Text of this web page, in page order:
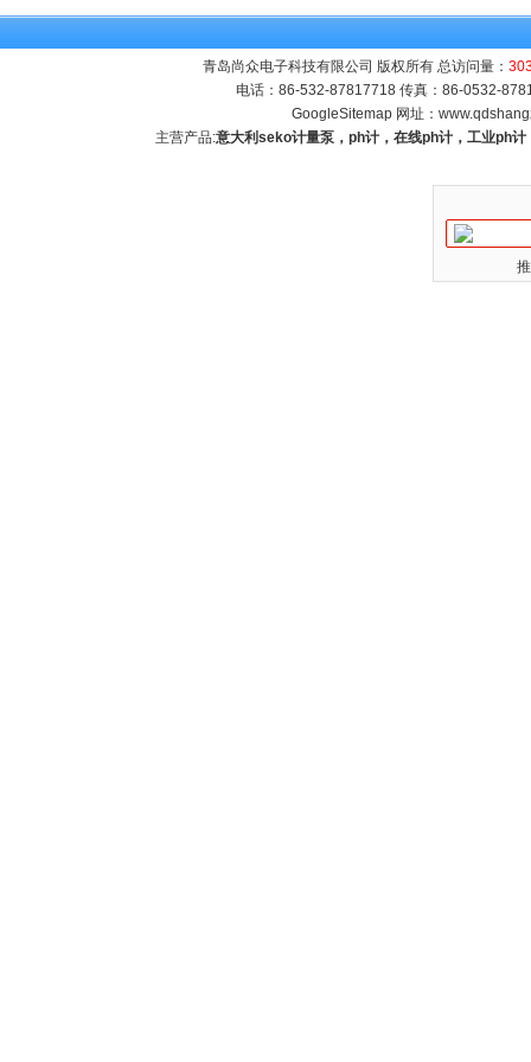
青岛尚众电子科技有限公司 版权所有 总访问量：
电话：86-532-87817718 传真：86-0532-
GoogleSitemap 网址：
主营产品:意大利seko计量泵，ph计，在线ph计，工业ph